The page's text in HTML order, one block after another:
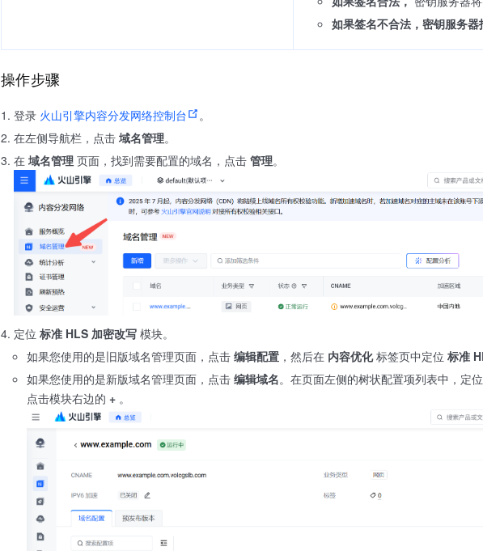
如果签名不合法，密钥服务器
操作步骤
登录 火山引擎内容分发网络控制台
。
在左侧导航栏，点击 域名管理。
在 域名管理 页面，找到需要配置的域名，点击 管理。
定位 标准 HLS 加密改写 模块。
如果您使用的是旧版域名管理页面，点击 编辑配置 ，然后在 内容优化标签页中定位 标准
如果您使用的是新版域名管理页面，点击 编辑域名。在页面左侧的树状配置项列表中，定位
点击模块右边的 + 。